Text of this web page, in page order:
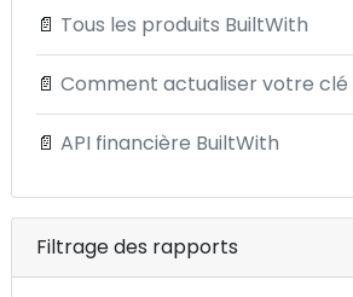
📄 Tous les produits BuiltWith
📄 Comment actualiser votre clé
📄 API financière BuiltWith
Filtrage des rapports